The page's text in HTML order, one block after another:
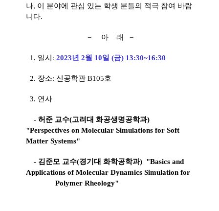
나, 이 분야에 관심 있는 학생 분들의 적극 참여 바랍
니다.
= 아 래 =
1. 일시 : 2023년 2월 10일 (금) 13:30~16:30
2. 장소: 신공학관 B105호
3. 연사
- 허준 교수(고려대 화공생명공학과)
"Perspectives on Molecular Simulations for Soft
Matter Systems"
- 김준모 교수(경기대 화학공학과) "Basics and
Applications of Molecular Dynamics Simulation for
Polymer Rheology"